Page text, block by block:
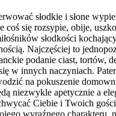
słodkie i słone
się rozsypie, obije,
słodkości
Najczęściej to
podanie ciast,
w innych naczyniach.
na pokuszenie
niezwykle apetycznie a
Ciebie i Twoich
wyraźnego